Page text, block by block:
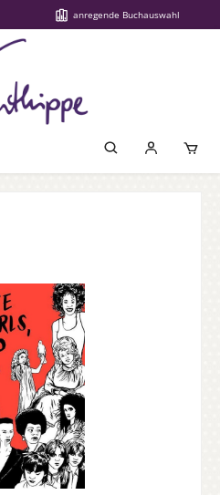
anregende Buchauswahl